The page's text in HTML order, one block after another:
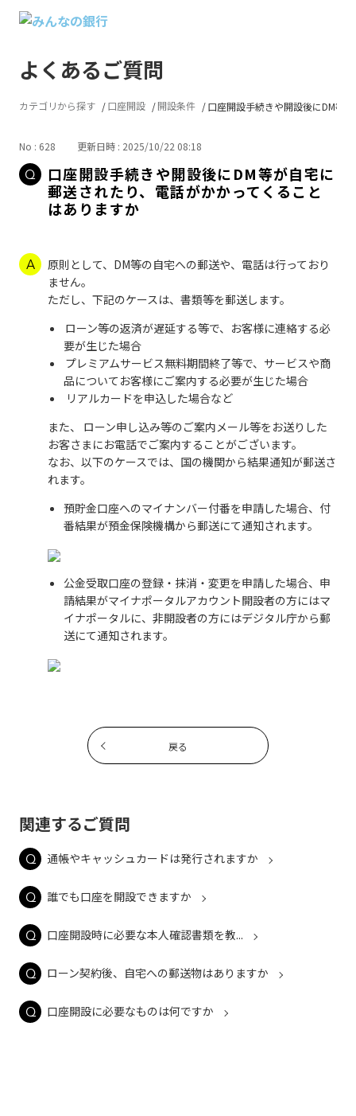
よくあるご質問
カテゴリから探す 口座開設 開設条件 口座開設手続きや開設後にDM等
No : 628 更新日時 : 2025/10/22 08:18
口座開設手続きや開設後にDM等が自宅に
郵送されたり、電話がかかってくること
はありますか
原則として、DM等の自宅への郵送や、電話は行っており
ません。
ただし、下記のケースは、書類等を郵送します。
ローン等の返済が遅延する等で、お客様に連絡する必
要が生じた場合
プレミアムサービス無料期間終了等で、サービスや商
品についてお客様にご案内する必要が生じた場合
リアルカードを申込した場合など
また、 ローン申し込み等のご案内メール等をお送りした
お客さまにお電話でご案内することがございます。
なお、以下のケースでは、国の機関から結果通知が郵送さ
れます。
預貯金口座へのマイナンバー付番を申請した場合、付
番結果が預金保険機構から郵送にて通知されます。
公金受取口座の登録・抹消・変更を申請した場合、申
請結果がマイナポータルアカウント開設者の方にはマ
イナポータルに、非開設者の方にはデジタル庁から郵
送にて通知されます。
戻る
関連するご質問
通帳やキャッシュカードは発行されますか
誰でも口座を開設できますか
口座開設時に必要な本人確認書類を教...
ローン契約後、自宅への郵送物はありますか
口座開設に必要なものは何ですか